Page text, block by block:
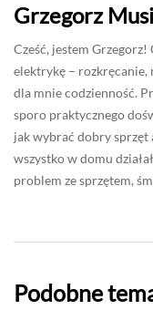
Grzegorz
Cześć, jestem
elektrykę – rozkręcanie,
dla mnie codzienność.
sporo praktycznego
jak wybrać dobry sprzęt
wszystko w domu
problem ze sprzętem,
Podobne